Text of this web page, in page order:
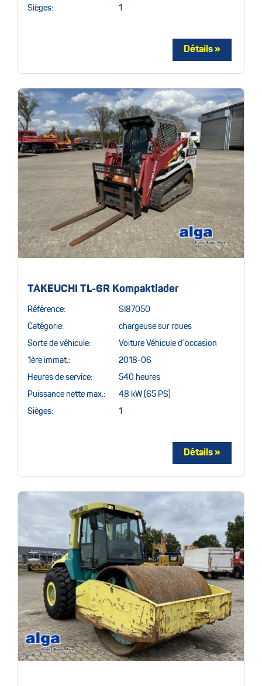
Sièges: 1
TAKEUCHI TL-6R Kompaktlader
Référence: SI87050
Catégorie: chargeuse sur roues
Sorte de véhicule: Voiture Véhicule d´occasion
1ère immat.: 2018-06
Heures de service: 540 heures
Puissance nette max.: 48 kW (65 PS)
Sièges: 1